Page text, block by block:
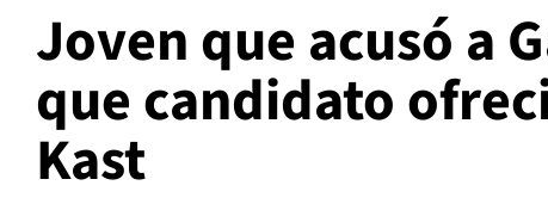
Joven que acusó a
que candidato
Kast